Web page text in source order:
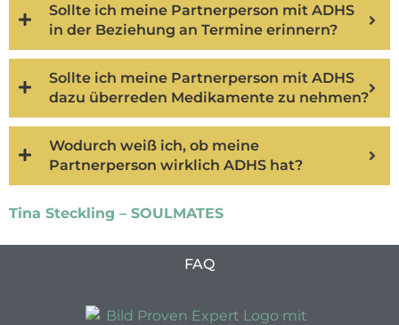
Sollte ich meine Partnerperson mit ADHS
in der Beziehung an Termine erinnern?
Sollte ich meine Partnerperson mit ADHS
dazu überreden Medikamente zu nehmen?
Wodurch weiß ich, ob meine
Partnerperson wirklich ADHS hat?
Tina Steckling – SOULMATES
FAQ